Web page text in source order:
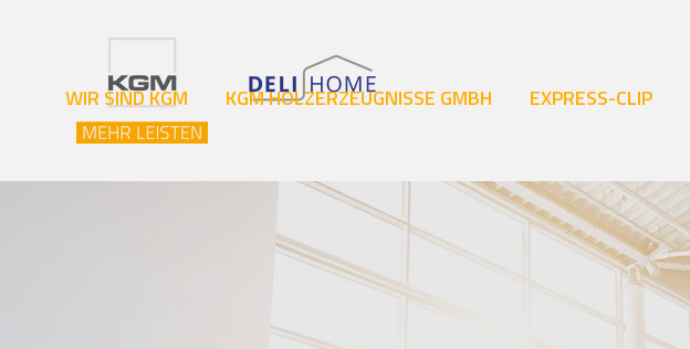
WIR SIND KGM KGM HOLZERZEUGNISSE GMBH EXPRESS-CLIP